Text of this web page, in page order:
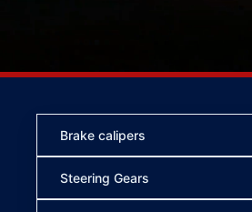
Brake calipers
Steering Gears